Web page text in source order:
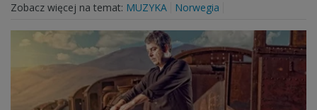
Zobacz więcej na temat: MUZYKA Norwegia